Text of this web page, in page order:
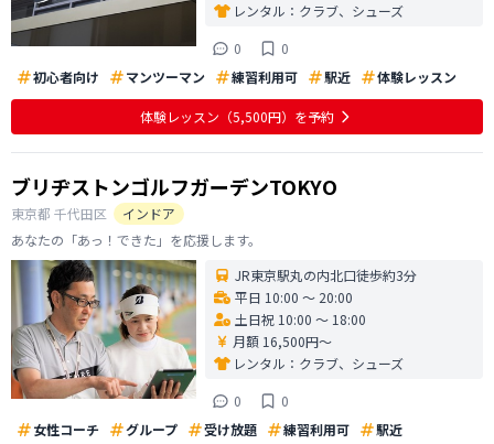
レンタル： クラブ、シューズ
0
0
初心者向け
マンツーマン 練習利用可 駅近 体験レッスン
体験レッスン （5,500円） を予約
ブリヂストンゴルフガーデンTOKYO
東京都 千代田区
インドア
あなたの「あっ！できた」を応援します。
JR東京駅丸の内北口徒歩約3分
平日 10:00 〜 20:00
土日祝 10:00 〜 18:00
月額 16,500円〜
レンタル： クラブ、シューズ
0
0
女性コーチ
グループ 受け放題 練習利用可 駅近